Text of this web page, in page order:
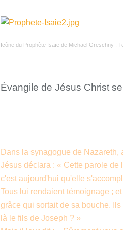
Icône du Prophète Isaïe de Michael Greschny .
Évangile de Jésus Christ
Dans la synagogue de
Jésus déclara : « Cette parole
c'est aujourd'hui qu'elle
Tous lui rendaient témoignage ;
grâce qui sortait de sa bouche.
là le fils de Joseph ? »